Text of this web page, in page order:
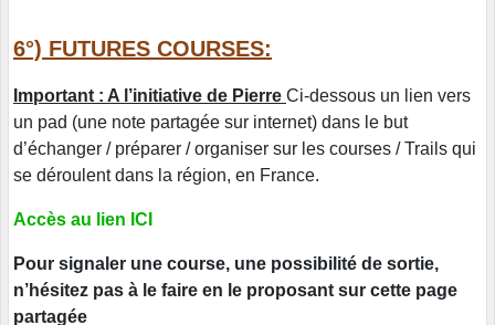
6°) FUTURES COURSES:
Important : A l’initiative de Pierre Ci-dessous un lien vers
un pad (une note partagée sur internet) dans le but
d’échanger / préparer / organiser sur les courses / Trails qui
se déroulent dans la région, en France.
Accès au lien ICI
Pour signaler une course, une possibilité de sortie,
n’hésitez pas à le faire en le proposant sur cette page
partagée